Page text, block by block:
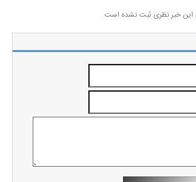
این خبر نظری ثبت نشده است